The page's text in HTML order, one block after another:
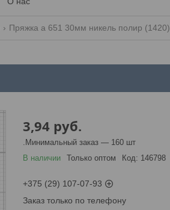
Пряжка а 651 30мм никель полир (1420)
3,94 руб.
Минимальный заказ — 160 шт.
В наличии
Только оптом Код: 146798
+375 (29) 107-07-93
Заказ только по телефону